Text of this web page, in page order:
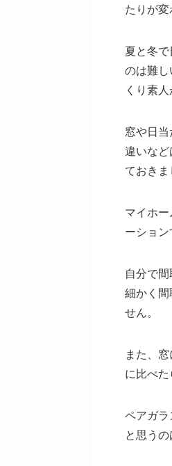
たりが変
夏と冬
のは難し
くり素
窓や日
違いなど
ておきま
マイホ
ーション
自分で
細かく間
せん。
また、
に比べた
ペアガラ
と思うの